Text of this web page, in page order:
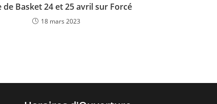
de Basket 24 et 25 avril sur Forcé
18 mars 2023